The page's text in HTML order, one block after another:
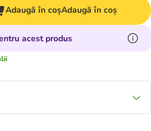
Adaugă în coșAdaugă în coș
acest produs